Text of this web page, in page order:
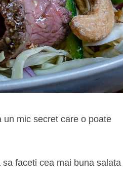
un mic secret care o poate
faceti cea mai buna salata